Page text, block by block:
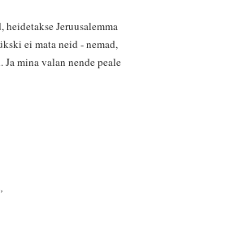
Jeruusalemma
ei mata neid - nemad,
Ja mina valan nende peale